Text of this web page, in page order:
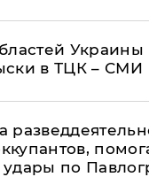
Украины
в ТЦК – СМИ
по